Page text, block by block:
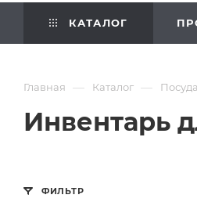
КАТАЛОГ
Главная — Каталог —
Инвентарь
ФИЛЬТР